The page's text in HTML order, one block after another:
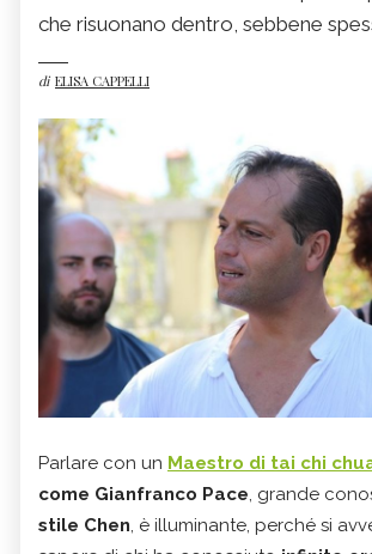
che risuonano dentro, sebbene
di ELISA CAPPELLI
Parlare con un Maestro di tai chi
come Gianfranco Pace, grande
stile Chen, è illuminante, perché si